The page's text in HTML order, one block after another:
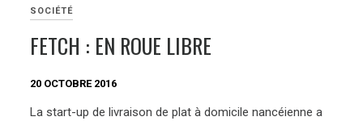
SOCIÉTÉ
FETCH : EN ROUE LIBRE
20 OCTOBRE 2016
La start-up de livraison de plat à domicile nancéienne a